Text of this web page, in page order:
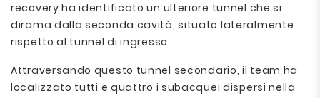
recovery ha identificato un ulteriore tunnel che si
dirama dalla seconda cavità, situato lateralmente
rispetto al tunnel di ingresso.
Attraversando questo tunnel secondario, il team ha
localizzato tutti e quattro i subacquei dispersi nella